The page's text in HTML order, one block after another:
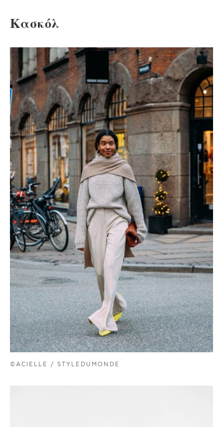
Κασκόλ
©ACIELLE / STYLEDUMONDE